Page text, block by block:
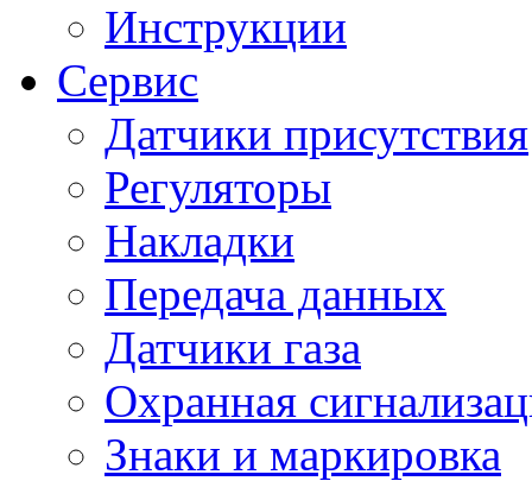
Инструкции
Сервис
Датчики присутствия
Регуляторы
Накладки
Передача данных
Датчики газа
Охранная
Знаки и маркировка